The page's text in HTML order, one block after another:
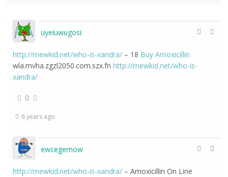
uyeiuwugosi
http://mewkid.net/who-is-xandra/ – 18 Buy Amoxicillin
wla.mvha.zgzl2050.com.szx.fnhttp://mewkid.net/who-is-
xandra/
0
6 years ago
ewcegemow
http://mewkid.net/who-is-xandra/ – Amoxicillin On Line